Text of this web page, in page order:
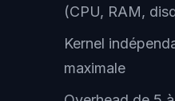
(CPU, RAM,
Kernel
maximale